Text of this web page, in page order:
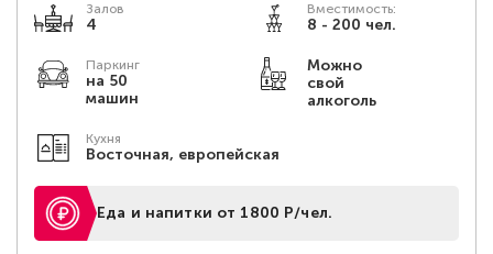
Залов
4
Вместимость:
8 - 200 чел.
Паркинг
на 50
машин
Можно
свой
алкоголь
Кухня
Восточная, европейская
Еда и напитки от 1800 Р/чел.